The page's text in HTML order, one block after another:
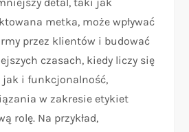
metka, może wpływać
przez klientów i budować
czasach, kiedy liczy się
jak i funkcjonalność,
w zakresie etykiet
rolę. Na przykład,